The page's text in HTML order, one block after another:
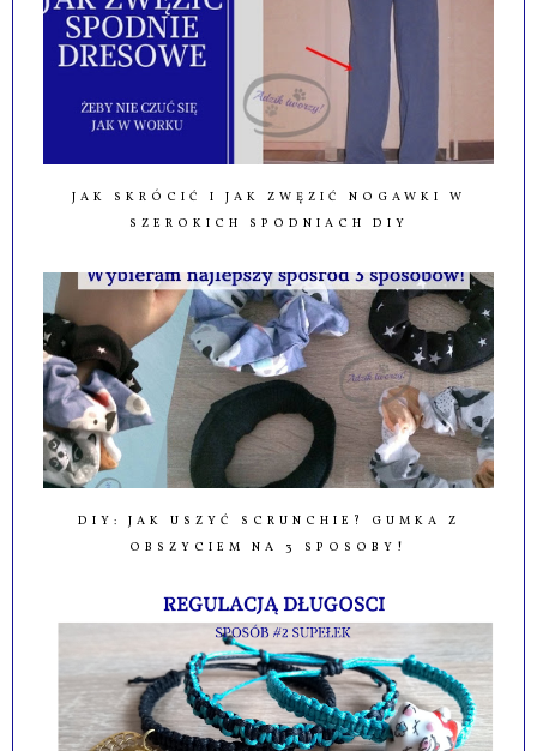
JAK SKRÓCIĆ I JAK ZWĘZIĆ NOGAWKI W
SZEROKICH SPODNIACH DIY
DIY: JAK USZYĆ SCRUNCHIE? GUMKA Z
OBSZYCIEM NA 3 SPOSOBY!